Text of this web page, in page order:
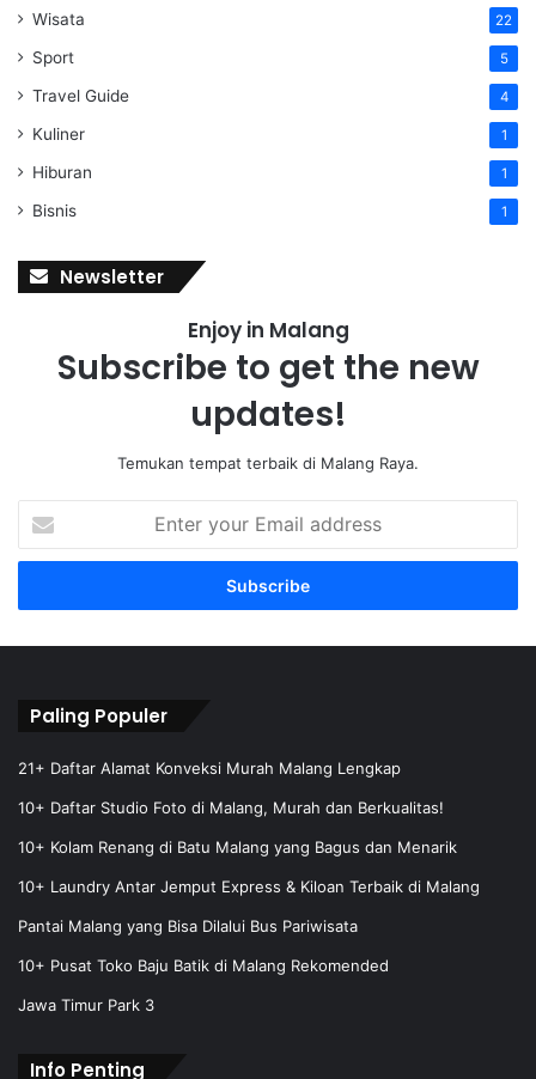
Wisata 22
Sport 5
Travel Guide 4
Kuliner 1
Hiburan 1
Bisnis 1
Newsletter
Enjoy in Malang
Subscribe to get the new
updates!
Temukan tempat terbaik di Malang Raya.
t
r
m
l
d
e
s
Paling Populer
21+ Daftar Alamat Konveksi Murah Malang Lengkap
10+ Daftar Studio Foto di Malang, Murah dan Berkualitas!
10+ Kolam Renang di Batu Malang yang Bagus dan Menarik
10+ Laundry Antar Jemput Express & Kiloan Terbaik di Malang
Pantai Malang yang Bisa Dilalui Bus Pariwisata
10+ Pusat Toko Baju Batik di Malang Rekomended
Jawa Timur Park 3
Info Penting